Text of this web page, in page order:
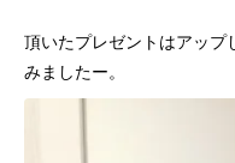
頂いたプレゼントはアップ
みましたー。